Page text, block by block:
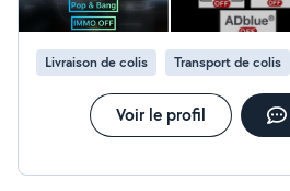
Livraison de colis Transport de colis
Voir le profil